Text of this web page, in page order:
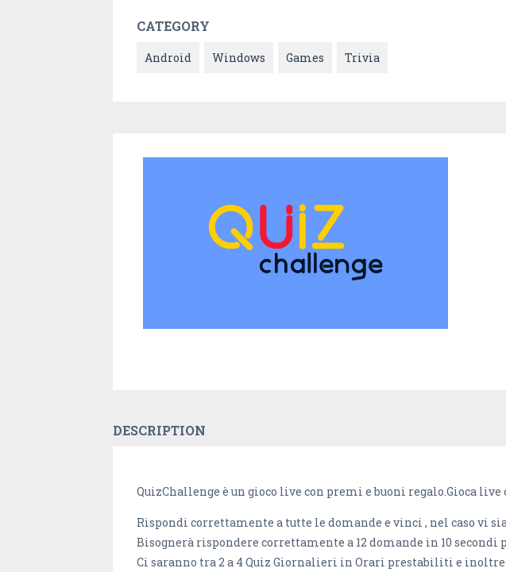
CATEGORY
Android Windows Games Trivia
DESCRIPTION
QuizChallenge è un gioco live con premi e buoni regalo.Gioca
Rispondi correttamente a tutte le domande e vinci , nel caso vi
Bisognerà rispondere correttamente a 12 domande in 10 secondi
Ci saranno tra 2 a 4 Quiz Giornalieri in Orari prestabiliti e